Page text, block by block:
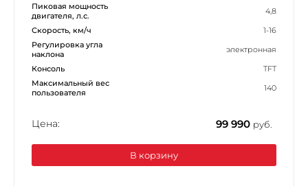
Пиковая мощность
двигателя, л.с.
4,8
Скорость, км/ч
1-16
Регулировка угла
наклона
электронная
Консоль
TFT
Максимальный вес
пользователя
140
Цена: 99 990 руб.
В корзину